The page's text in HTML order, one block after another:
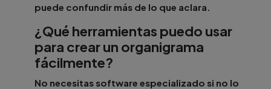
puede confundir más de lo que aclara.
¿Qué herramientas puedo usar
para crear un organigrama
fácilmente?
No necesitas software especializado si no lo